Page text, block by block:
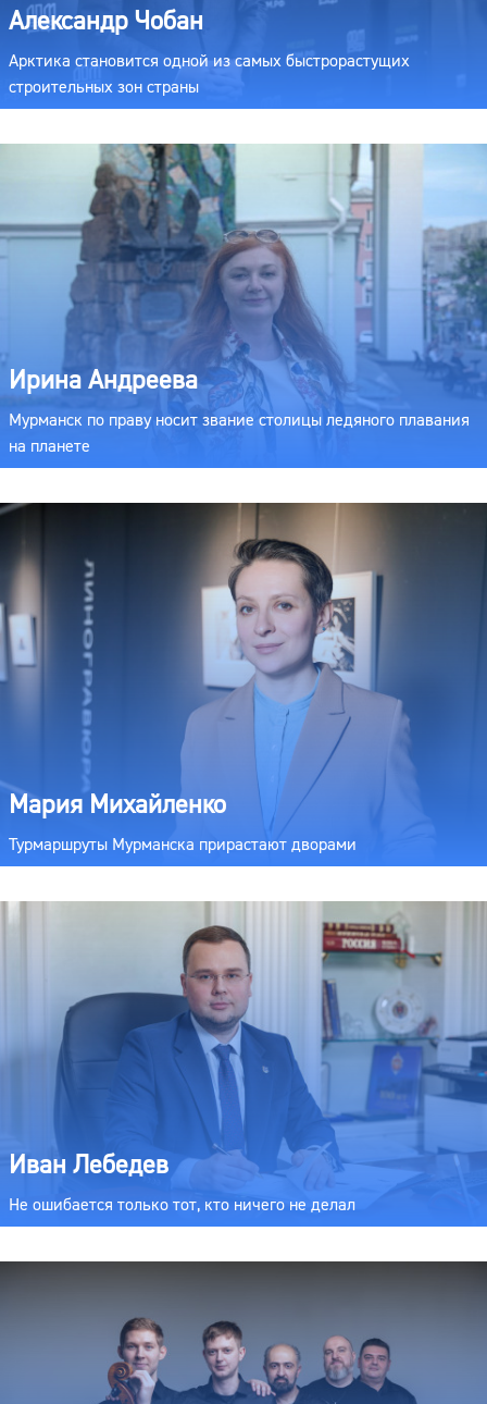
Александр Чобан
Арктика становится одной из самых быстрорастущих
строительных зон страны
Ирина Андреева
Мурманск по праву носит звание столицы ледяного плавания
на планете
Мария Михайленко
Турмаршруты Мурманска прирастают дворами
Иван Лебедев
Не ошибается только тот, кто ничего не делал